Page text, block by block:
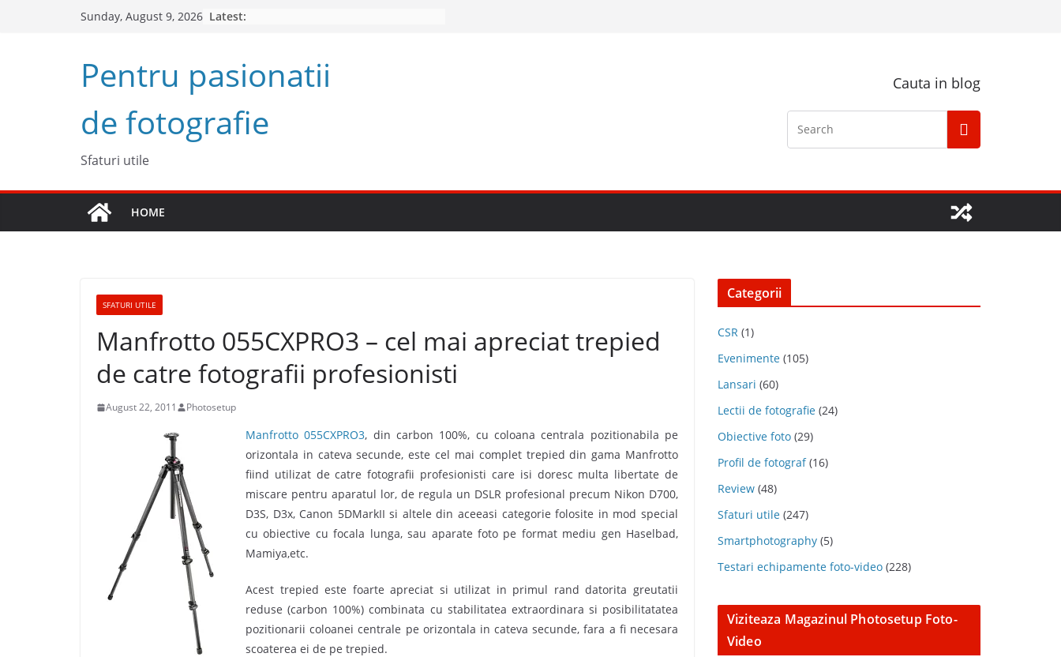
Sunday, August 9, 2026 Latest:
Pentru pasionatii
de fotografie
Sfaturi utile
Cauta in blog
HOME
SFATURI UTILE
Manfrotto 055CXPRO3 – cel mai apreciat trepied
de catre fotografii profesionisti
August 22, 2011 Photosetup
Manfrotto 055CXPRO3, din carbon 100%, cu coloana centrala pozitionabila pe
orizontala in cateva secunde, este cel mai complet trepied din gama Manfrotto
fiind utilizat de catre fotografii profesionisti care isi doresc multa libertate de
miscare pentru aparatul lor, de regula un DSLR profesional precum Nikon D700,
D3S, D3x, Canon 5DMarkII si altele din aceeasi categorie folosite in mod special
cu obiective cu focala lunga, sau aparate foto pe format mediu gen Haselbad,
Mamiya,etc.
Acest trepied este foarte apreciat si utilizat in primul rand datorita greutatii
reduse (carbon 100%) combinata cu stabilitatea extraordinara si posibilitatatea
pozitionarii coloanei centrale pe orizontala in cateva secunde, fara a fi necesara
scoaterea ei de pe trepied.
Categorii
CSR (1)
Evenimente (105)
Lansari (60)
Lectii de fotografie (24)
Obiective foto (29)
Profil de fotograf(16)
Review (48)
Sfaturi utile (247)
Smartphotography (5)
Testari echipamente foto-video (228)
Viziteaza Magazinul Photosetup Foto-
Video